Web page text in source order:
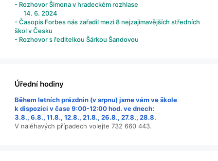
- Rozhovor Šimona v hradeckém rozhlase
14. 6. 2024
- Časopis Forbes nás zařadil mezi 8 nejzajímavějších středních
škol v Česku
- Rozhovor s ředitelkou Šárkou Šandovou
Úřední hodiny
Během letních prázdnin (v srpnu) jsme vám ve škole
k dispozici v čase 9:00-12:00 hod. ve dnech:
3.8., 6.8., 11.8., 12.8., 21.8., 26.8., 27.8., 28.8.
V naléhavých případech volejte 732 660 443.